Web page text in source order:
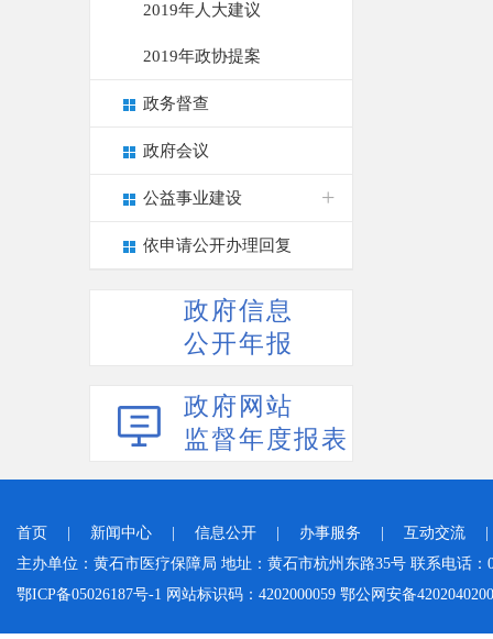
2019年人大建议
2019年政协提案
政务督查
政府会议
公益事业建设
依申请公开办理回复
政府信息
公开年报
政府网站
监督年度报表
首页 新闻中心 信息公开 办事服务 互动交流
主办单位：黄石市医疗保障局 地址：黄石市杭州东路35号 联系电话：
鄂ICP备05026187号-1 网站标识码：4202000059 鄂公网安备